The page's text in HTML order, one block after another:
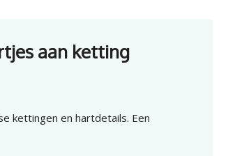
aan ketting
kettingen en hartdetails. Een